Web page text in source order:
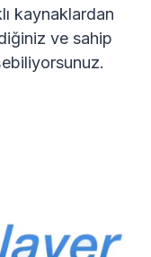
kaynaklardan
ve sahip